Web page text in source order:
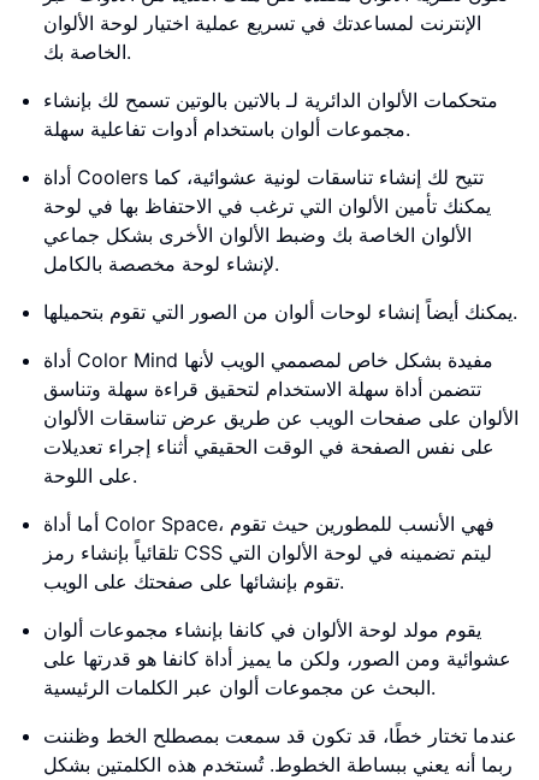
الإنترنت لمساعدتك في تسريع عملية اختيار لوحة الألوان
الخاصة بك.
متحكمات الألوان الدائرية لـ بالاتين بالوتين تسمح لك بإنشاء
مجموعات ألوان باستخدام أدوات تفاعلية سهلة.
أداة Coolers تتيح لك إنشاء تناسقات لونية عشوائية، كما
يمكنك تأمين الألوان التي ترغب في الاحتفاظ بها في لوحة
الألوان الخاصة بك وضبط الألوان الأخرى بشكل جماعي
لإنشاء لوحة مخصصة بالكامل.
يمكنك أيضاً إنشاء لوحات ألوان من الصور التي تقوم بتحميلها.
أداة Color Mind مفيدة بشكل خاص لمصممي الويب لأنها
تتضمن أداة سهلة الاستخدام لتحقيق قراءة سهلة وتناسق
الألوان على صفحات الويب عن طريق عرض تناسقات الألوان
على نفس الصفحة في الوقت الحقيقي أثناء إجراء تعديلات
على اللوحة.
أما أداة Color Space، فهي الأنسب للمطورين حيث تقوم
تلقائياً بإنشاء رمز CSS ليتم تضمينه في لوحة الألوان التي
تقوم بإنشائها على صفحتك على الويب.
يقوم مولد لوحة الألوان في كانفا بإنشاء مجموعات ألوان
عشوائية ومن الصور، ولكن ما يميز أداة كانفا هو قدرتها على
البحث عن مجموعات ألوان عبر الكلمات الرئيسية.
عندما تختار خطًا، قد تكون قد سمعت بمصطلح الخط وظننت
ربما أنه يعني ببساطة الخطوط. تُستخدم هذه الكلمتين بشكل